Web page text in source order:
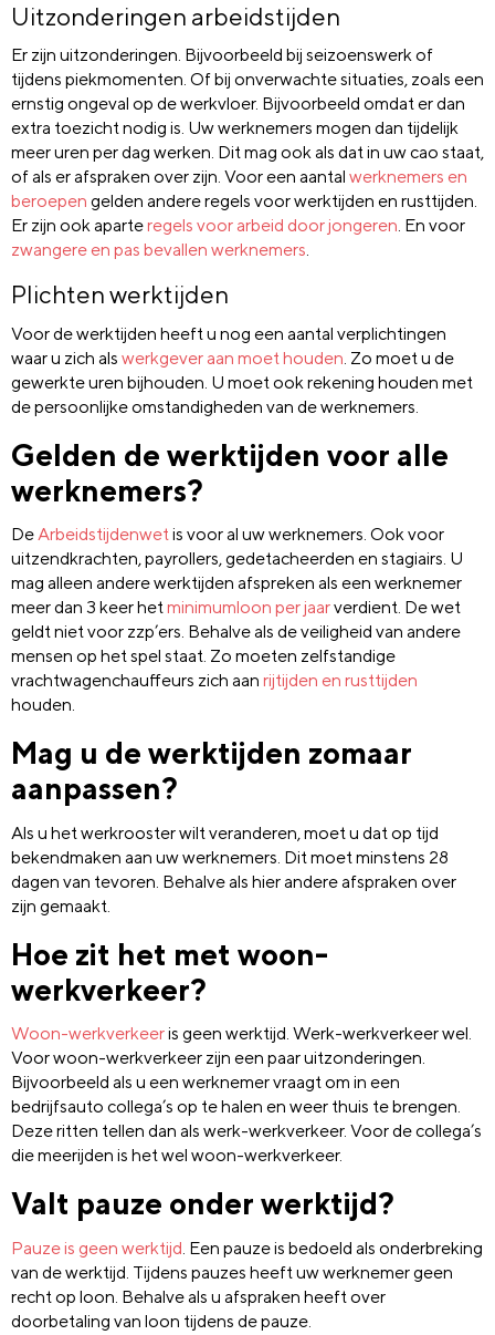
Uitzonderingen arbeidstijden
Er zijn uitzonderingen. Bijvoorbeeld bij seizoenswerk of
tijdens piekmomenten. Of bij onverwachte situaties, zoals een
ernstig ongeval op de werkvloer. Bijvoorbeeld omdat er dan
extra toezicht nodig is. Uw werknemers mogen dan tijdelijk
meer uren per dag werken. Dit mag ook als dat in uw cao staat,
of als er afspraken over zijn. Voor een aantal werknemers en
beroepen gelden andere regels voor werktijden en rusttijden.
Er zijn ook aparteregels voor arbeid door jongeren. En voor
zwangere en pas bevallen werknemers.
Plichten werktijden
Voor de werktijden heeft u nog een aantal verplichtingen
waar u zich als werkgever aan moet houden . Zo moet u de
gewerkte uren bijhouden. U moet ook rekening houden met
de persoonlijke omstandigheden van de werknemers.
Gelden de werktijden voor alle
werknemers?
DeArbeidstijdenwetis voor al uw werknemers. Ook voor
uitzendkrachten, payrollers, gedetacheerden en stagiairs. U
mag alleen andere werktijden afspreken als een werknemer
meer dan 3 keer hetminimumloon per jaarverdient. De wet
geldt niet voor zzp’ers. Behalve als de veiligheid van andere
mensen op het spel staat. Zo moeten zelfstandige
vrachtwagenchauffeurs zich aan rijtijden en rusttijden
houden.
Mag u de werktijden zomaar
aanpassen?
Als u het werkrooster wilt veranderen, moet u dat op tijd
bekendmaken aan uw werknemers. Dit moet minstens 28
dagen van tevoren. Behalve als hier andere afspraken over
zijn gemaakt.
Hoe zit het met woon-
werkverkeer?
Woon-werkverkeeris geen werktijd. Werk-werkverkeer wel.
Voor woon-werkverkeer zijn een paar uitzonderingen.
Bijvoorbeeld als u een werknemer vraagt om in een
bedrijfsauto collega’s op te halen en weer thuis te brengen.
Deze ritten tellen dan als werk-werkverkeer. Voor de collega’s
die meerijden is het wel woon-werkverkeer.
Valt pauze onder werktijd?
Pauze is geen werktijd. Een pauze is bedoeld als onderbreking
van de werktijd. Tijdens pauzes heeft uw werknemer geen
recht op loon. Behalve als u afspraken heeft over
doorbetaling van loon tijdens de pauze.